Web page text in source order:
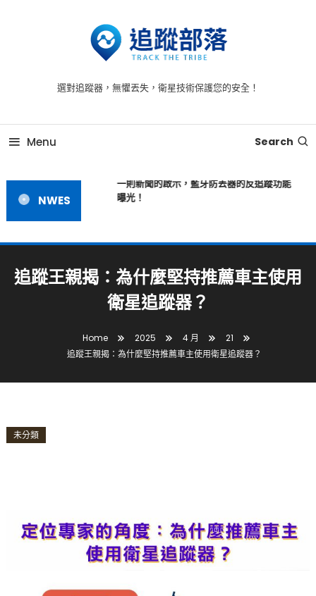
追蹤器，追蹤到每一個毛孔
追蹤器 -為您提供全方位的安全守護，時刻守護每一刻
選對追蹤器，無懼丟失，衛星技術保護您的安全！
Menu Search
NWES
一則新聞的啟示，藍牙防丟器的反追蹤功能
曝光！
追蹤王親揭：為什麼堅持推薦車主使用
衛星追蹤器？
Home 2025 4 月
21
追蹤王親揭：為什麼堅持推薦車主使用衛星追蹤器？
未分類